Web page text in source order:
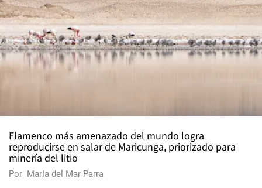
Flamenco más amenazado del mundo logra
reproducirse en salar de Maricunga, priorizado para
minería del litio
Por María del Mar Parra